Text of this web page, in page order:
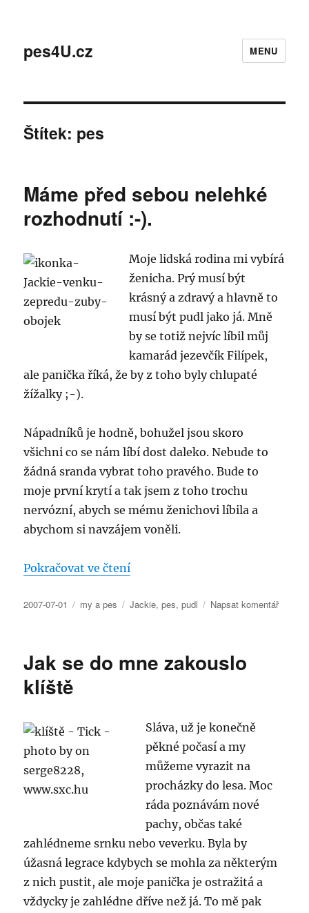
pes4U.cz MENU
Štítek: pes
Máme před sebou nelehké
rozhodnutí :-).
Moje lidská rodina mi vybírá
ženicha. Prý musí být
krásný a zdravý a hlavně to
musí být pudl jako já. Mně
by se totiž nejvíc líbil můj
kamarád jezevčík Filípek,
ale panička říká, že by z toho byly chlupaté
žížalky ;-).
Nápadníků je hodně, bohužel jsou skoro
všichni co se nám líbí dost daleko. Nebude to
žádná sranda vybrat toho pravého. Bude to
moje první krytí a tak jsem z toho trochu
nervózní, abych se mému ženichovi líbila a
abychom si navzájem voněli.
Pokračovat ve čtení„Máme před sebou nelehké
Publikováno:
2007-07-01 Rubriky:
my a pes Štítky:
Jackie,pes,pudl Napsat komentářpro
Jak se do mne zakouslo
klíště
Sláva, už je konečně
pěkné počasí a my
můžeme vyrazit na
procházky do lesa. Moc
ráda poznávám nové
pachy, občas také
zahlédneme srnku nebo veverku. Byla by
úžasná legrace kdybych se mohla za některým
z nich pustit, ale moje panička je ostražitá a
vždycky je zahlédne dříve než já. To mě pak